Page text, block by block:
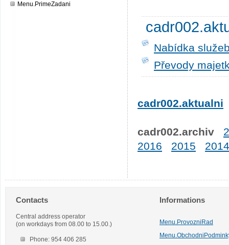
Menu.PrimeZadani
Nabídka
Převody
cadr002.aktualni
cadr002.archiv
2016
2015 2014
Contacts
Central address operator
(on workdays from 08.00 to 15.00.)
Phone: 954 406 285
Informations
Menu.ProvozniRad